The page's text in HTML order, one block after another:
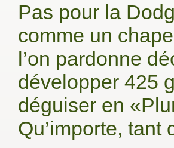
Pas pour la
comme un
l’on pardonne
développer 425
déguiser en
Qu’importe, tant